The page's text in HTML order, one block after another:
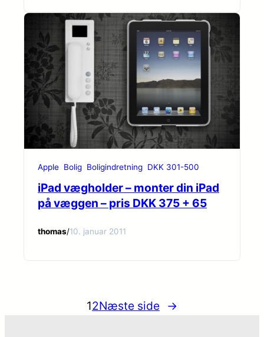
Apple Bolig Boligindretning DKK 301-500
iPad vægholder – monter din iPad
på væggen – pris DKK 375 + 65
thomas/10. januar 2011
12Næste side →